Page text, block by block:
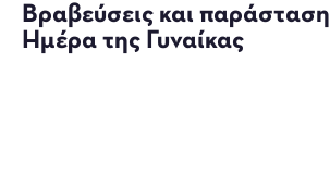
Βραβεύσεις και
Ημέρα της Γυναίκας